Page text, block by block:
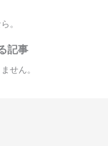
。
記事
せん。